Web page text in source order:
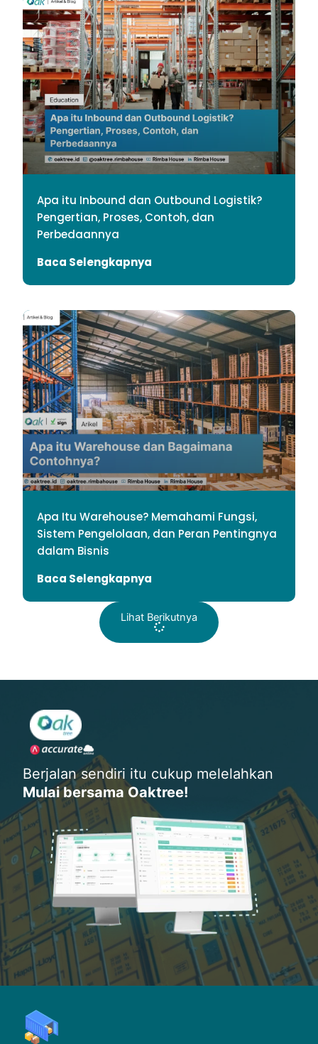
Apa itu Inbound dan Outbound Logistik?
Pengertian, Proses, Contoh, dan
Perbedaannya
Baca Selengkapnya
Apa Itu Warehouse? Memahami Fungsi,
Sistem Pengelolaan, dan Peran Pentingnya
dalam Bisnis
Baca Selengkapnya
Lihat Berikutnya
Berjalan sendiri itu cukup melelahkan
Mulai bersama Oaktree!